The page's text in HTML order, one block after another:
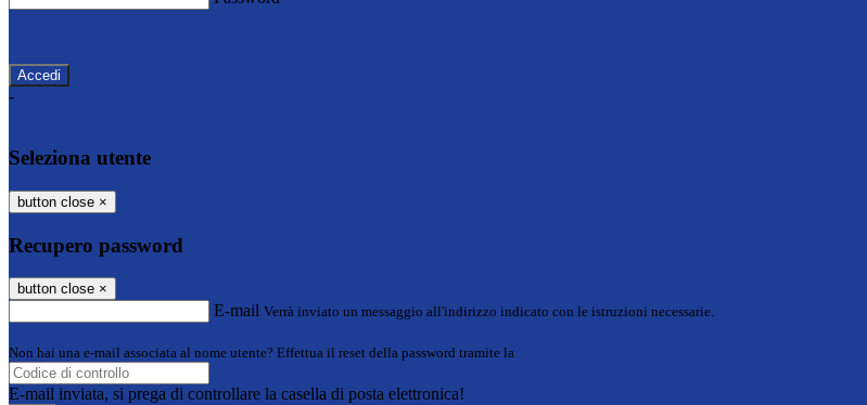
-
Seleziona utente
button close ×
Recupero password
button close ×
E-mail Verrà inviato un messaggio all'indirizzo indicato con le istruzioni necessarie.
Non hai una e-mail associata al nome utente? Effettua il reset della password tramite la
E-mail inviata, si prega di controllare la casella di posta elettronica!